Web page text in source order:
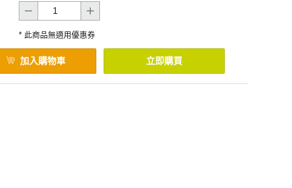
* 此商品無適用優惠券
加入購物車 立即購買